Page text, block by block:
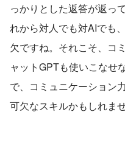
っかりとした返答が返っ
れから対人でも対AIでも
欠ですね。それこそ、コ
ャットGPTも使いこなせ
で、コミュニケーション
可欠なスキルかもしれませ